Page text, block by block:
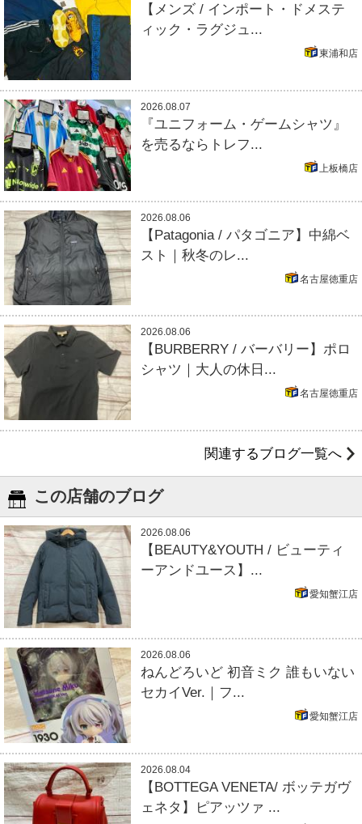
【メンズ / インポート・ドメステ
ィック・ラグジュ...
東浦和店
2026.08.07
『ユニフォーム・ゲームシャツ』
を売るならトレフ...
上板橋店
2026.08.06
【Patagonia / パタゴニア】中綿ベ
スト｜秋冬のレ...
名古屋徳重店
2026.08.06
【BURBERRY / バーバリー】ポロ
シャツ｜大人の休日...
名古屋徳重店
関連するブログ一覧へ
この店舗のブログ
2026.08.06
【BEAUTY&YOUTH / ビューティ
ーアンドユース】...
愛知蟹江店
2026.08.06
ねんどろいど 初音ミク 誰もいない
セカイVer.｜フ...
愛知蟹江店
2026.08.04
【BOTTEGA VENETA/ ボッテガヴ
ェネタ】ピアッツァ ...